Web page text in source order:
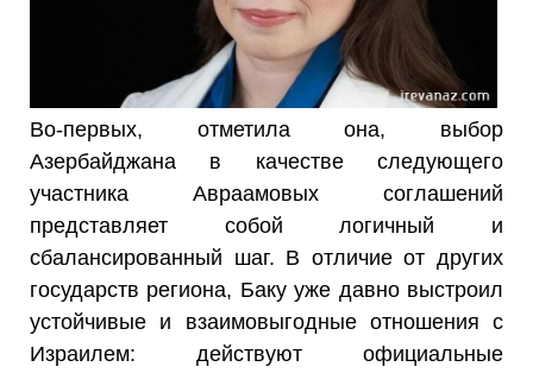
Во-первых, отметила она, выбор
Азербайджана в качестве следующего
участника Авраамовых соглашений
представляет собой логичный и
сбалансированный шаг. В отличие от других
государств региона, Баку уже давно выстроил
устойчивые и взаимовыгодные отношения с
Израилем: действуют официальные